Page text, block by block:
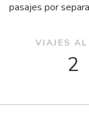
pasajes por
VIAJES
2